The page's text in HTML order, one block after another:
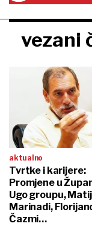
vezani
aktualno
Tvrtke i karijere:
Promjene u
Ugo groupu,
Marinadi,
Čazmi…